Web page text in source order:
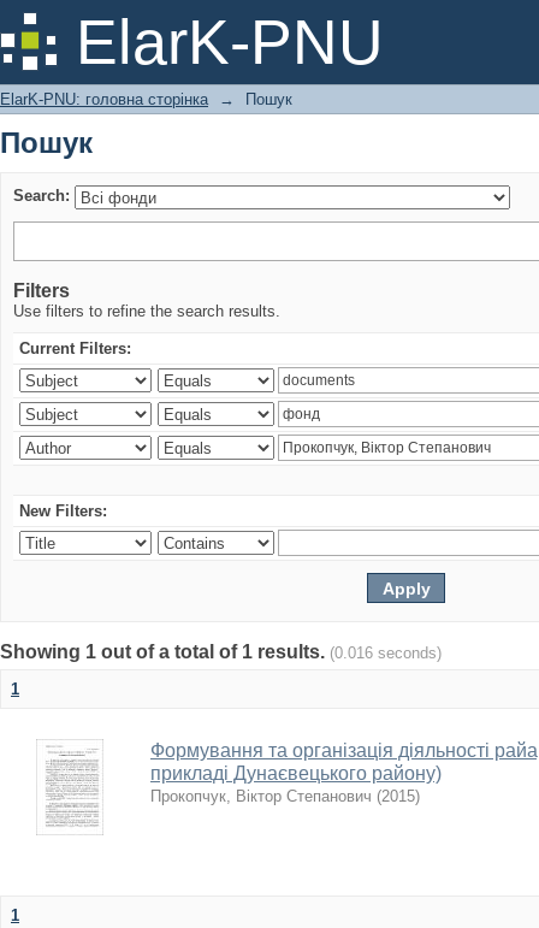
ElarK-PNU
Пошук
ElarK-PNU: головна сторінка → Пошук
Пошук
Search:
Filters
Use filters to refine the search results.
Current Filters:
New Filters:
Showing 1 out of a total of 1 results. (0.016 seconds)
1
Формування та організація діяльності
прикладі Дунаєвецького району)
Прокопчук, Віктор Степанович (2015)
1